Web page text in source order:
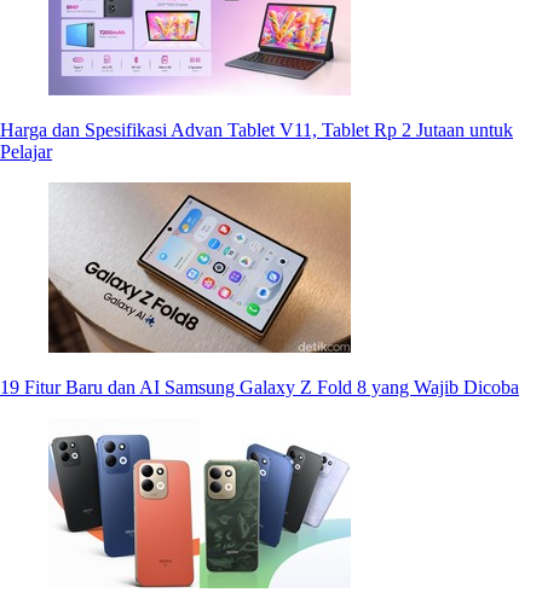
Harga dan Spesifikasi Advan Tablet V11, Tablet Rp 2 Jutaan untuk
Pelajar
19 Fitur Baru dan AI Samsung Galaxy Z Fold 8 yang Wajib Dicoba